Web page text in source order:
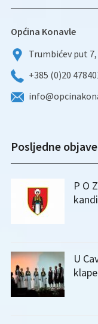
Općina Konavle
Trumbićev put
+385 (0)20
Posljedne objave
P O
U